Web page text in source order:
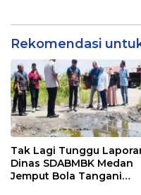
Rekomendasi
Tak Lagi Tunggu
Dinas SDABMBK Medan
Jemput Bola Tangani